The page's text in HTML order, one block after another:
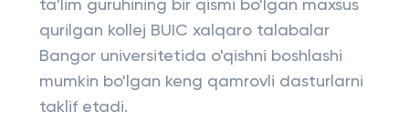
ta'lim guruhining bir qismi bo'lgan maxsus
qurilgan kollej BUIC xalqaro talabalar
Bangor universitetida o'qishni boshlashi
mumkin bo'lgan keng qamrovli dasturlarni
taklif etadi.